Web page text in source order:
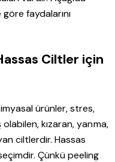
faydalarını
Ciltler için
ürünler, stres,
kızaran, yanma,
ciltlerdir. Hassas
Çünkü peeling